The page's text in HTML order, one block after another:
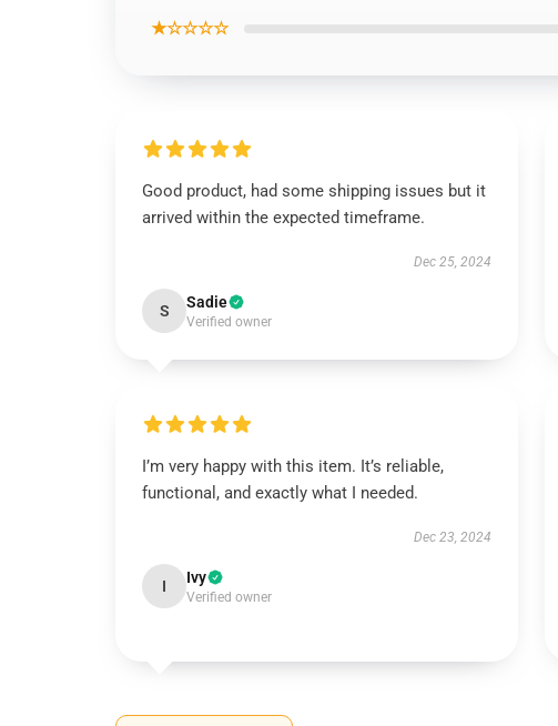
★☆☆☆☆
Good product, had some shipping issues but it
arrived within the expected timeframe.
Dec 25, 2024
S Sadie
Verified owner
I’m very happy with this item. It’s reliable,
functional, and exactly what I needed.
Dec 23, 2024
I Ivy
Verified owner